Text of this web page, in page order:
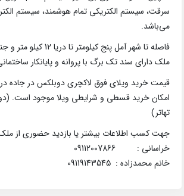
سرقت، سیستم الکتریکی تمام هوشمند، سیستم
می‌باشد.
فاصله تا شهر آمل پنج کیلومتر تا دریا 12 کیلو متر و جنگل ۱۰ کیلومتر.
ملک دارای سند تک برگ با پروانه و پایانکار
قیمت خرید ویلای فوق لاکچری دوبلکس در جاده دریا: 21 میلیارد
امکان خرید قسطی و شرایطی ویلا موجود است.
تهاتر)
جهت کسب اطلاعات بیشتر یا بازدید حضوری از
خراسانی : 09112007866
خانم محمدزاده : 09119143545